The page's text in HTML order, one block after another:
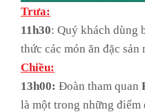
Trưa:
11h30: Quý khách dùng
thức các món ăn đặc sản
Chiều:
13h00: Đoàn tham quan
là một trong những điểm